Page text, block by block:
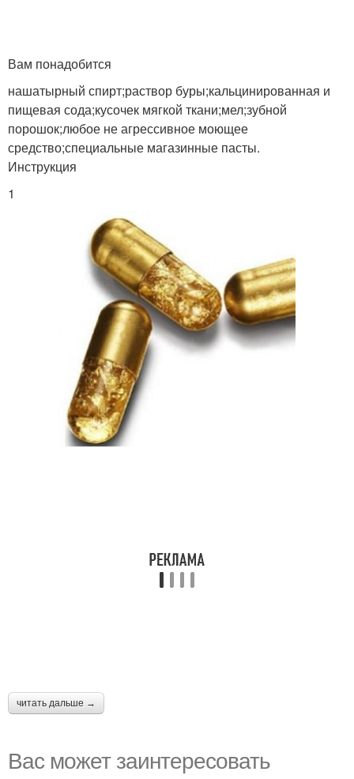
Вам понадобится
нашатырный спирт;раствор буры;кальцинированная и
пищевая сода;кусочек мягкой ткани;мел;зубной
порошок;любое не агрессивное моющее
средство;специальные магазинные пасты.
Инструкция
1
читать дальше →
Вас может заинтересовать